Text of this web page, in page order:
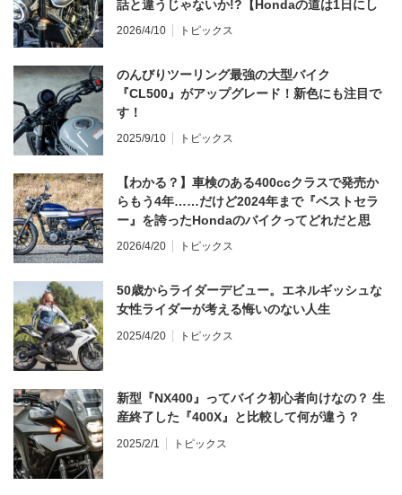
話と違うじゃないか!?【Hondaの道は1日にし
てならず／CB1000F ①第一印象 編】
2026/4/10 トピックス
のんびりツーリング最強の大型バイク
『CL500』がアップグレード！新色にも注目で
す！
2025/9/10 トピックス
【わかる？】車検のある400ccクラスで発売か
らもう4年……だけど2024年まで『ベストセラ
ー』を誇ったHondaのバイクってどれだと思
う？
2026/4/20 トピックス
50歳からライダーデビュー。エネルギッシュな
女性ライダーが考える悔いのない人生
2025/4/20 トピックス
新型『NX400』ってバイク初心者向けなの？ 生
産終了した『400X』と比較して何が違う？
2025/2/1 トピックス